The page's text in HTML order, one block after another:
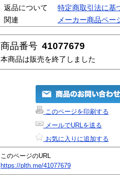
返品について
特定商取引法に基
関連
メーカー商品ペー
商品番号 41077679
本商品は販売を終了しました
このページを印刷する
メールでURLを送る
お気に入りに追加する
このページのURL
https://plth.me/41077679